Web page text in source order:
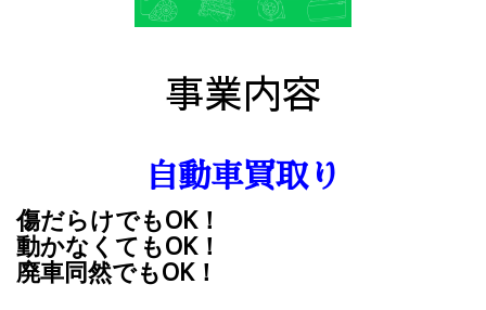
事業内容
自動車買取り
傷だらけでもOK！
動かなくてもOK！
廃車同然でもOK！